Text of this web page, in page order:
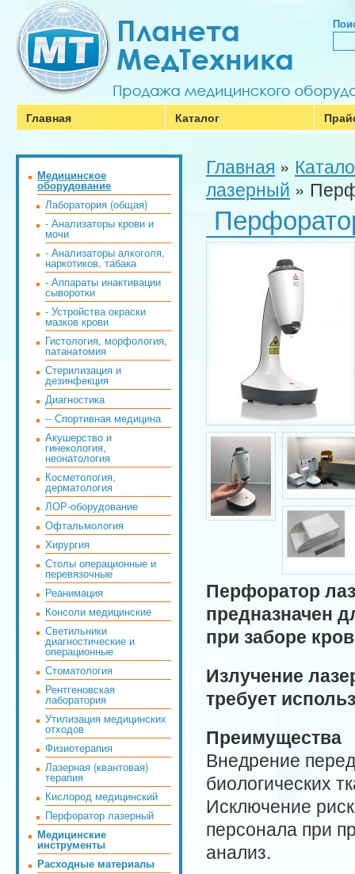
Главная Каталог
Главная »
лазерный »
Перфоратор
предназначен
при заборе
Излучение
требует
Преимущества
Внедрение
биологических
Исключение
персонала при
анализ.
Медицинское
оборудование
Лаборатория (общая)
- Анализаторы крови и
мочи
- Анализаторы алкоголя,
наркотиков, табака
- Аппараты инактивации
сыворотки
- Устройства окраски
мазков крови
Гистология, морфология,
патанатомия
Стерилизация и
дезинфекция
Диагностика
-- Спортивная медицина
Акушерство и
гинекология,
неонатология
Косметология,
дерматология
ЛОР-оборудование
Офтальмология
Хирургия
Столы операционные и
перевязочные
Реанимация
Консоли медицинские
Светильники
диагностические и
операционные
Стоматология
Рентгеновская
лаборатория
Утилизация медицинских
отходов
Физиотерапия
Лазерная (квантовая)
терапия
Кислород медицинский
Перфоратор лазерный
Медицинские
инструменты
Расходные материалы